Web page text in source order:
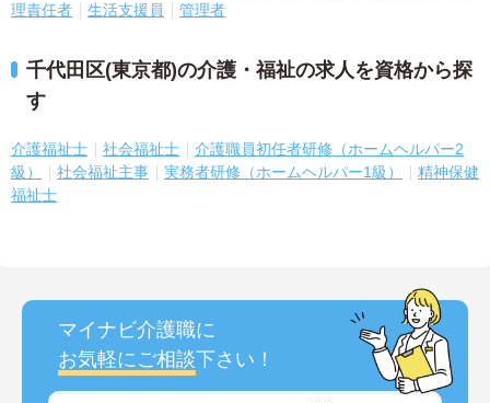
理責任者
生活支援員 管理者
千代田区(東京都)の介護・福祉の求人を資格から探
す
介護福祉士 社会福祉士
介護職員初任者研修（ホームヘルパー2
級）
社会福祉主事 実務者研修（ホームヘルパー1級）
精神保健
福祉士
マイナビ介護職に
お気軽にご相談下さい！